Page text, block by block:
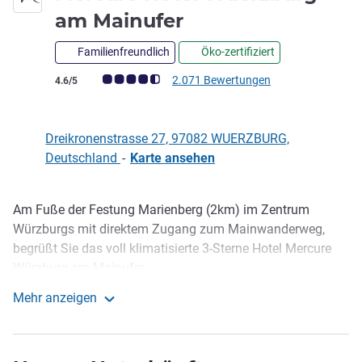
am Mainufer
Familienfreundlich Öko-zertifiziert
Note Kundenmeinungen (Bewertung ALL)
4.6/5 2.071 Bewertungen
Dreikronenstrasse 27, 97082 WUERZBURG,
Deutschland - Karte ansehen
Beschreibung
Am Fuße der Festung Marienberg (2km) im Zentrum
Würzburgs mit direktem Zugang zum Mainwanderweg,
begrüßt Sie das voll klimatisierte 3-Sterne Hotel Mercure
Centrums (500 m).
Im "Meeviertel" (Mainviertel), dem ältesten Stadtteil
Würzburgs gelegen, können vom Hotel aus alle
Mehr anzeigen